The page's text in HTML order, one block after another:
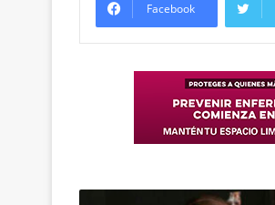
Facebook